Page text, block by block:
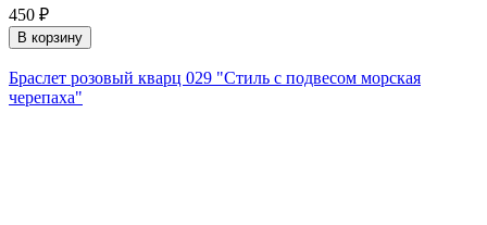
450 ₽
В корзину
Браслет розовый кварц 029 "Стиль с подвесом морская
черепаха"